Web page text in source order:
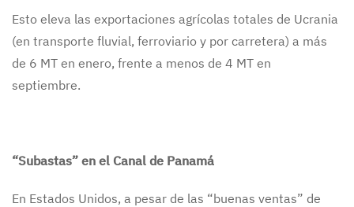
Esto eleva las exportaciones agrícolas totales de Ucrania
(en transporte fluvial, ferroviario y por carretera) a más
de 6 MT en enero, frente a menos de 4 MT en
septiembre.
“Subastas” en el Canal de Panamá
En Estados Unidos, a pesar de las “buenas ventas” de